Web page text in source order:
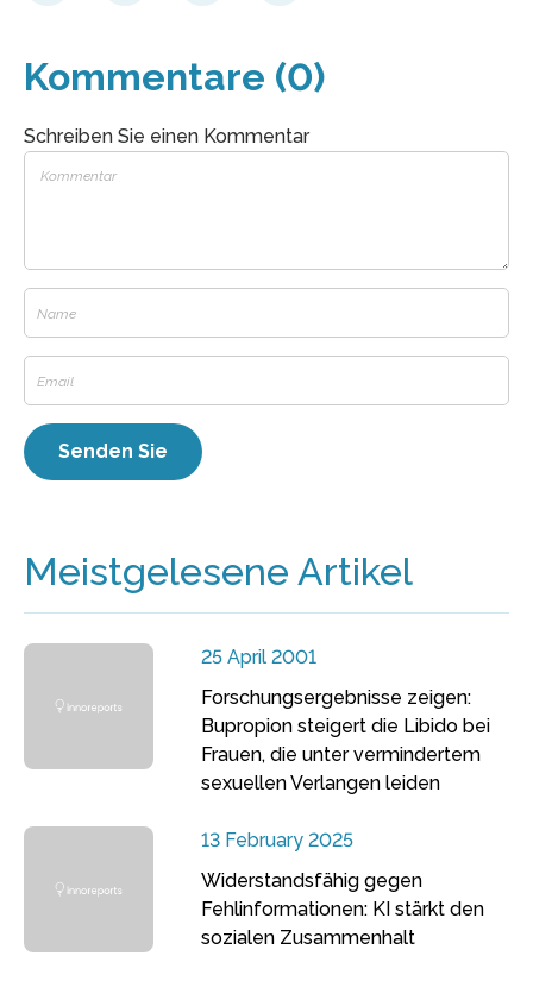
Kommentare (0)
Schreiben Sie einen Kommentar
Meistgelesene Artikel
25 April 2001
Forschungsergebnisse zeigen:
Bupropion steigert die Libido bei
Frauen, die unter vermindertem
sexuellen Verlangen leiden
13 February 2025
Widerstandsfähig gegen
Fehlinformationen: KI stärkt den
sozialen Zusammenhalt